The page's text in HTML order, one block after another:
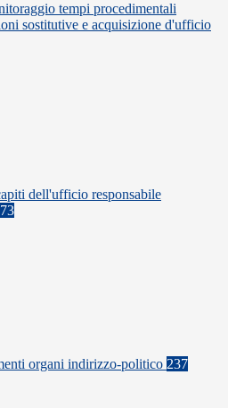
tempi procedimentali
sostitutive e acquisizione d'ufficio
dell'ufficio responsabile
organi indirizzo-politico 237